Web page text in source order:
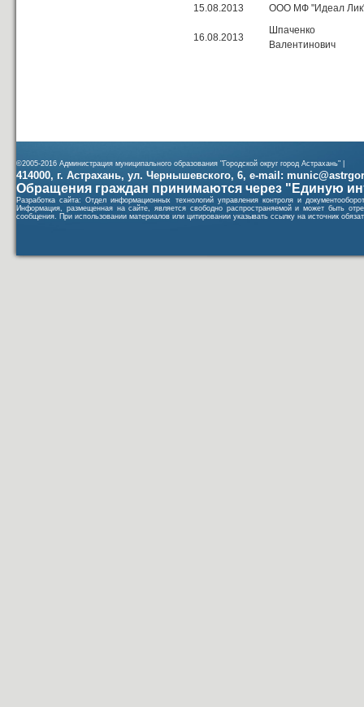
15.08.2013
ООО МФ "Идеал
16.08.2013
Шпаченко
Валентинович
©2005-2016 Администрация муниципального образования "Городской округ город Астрахань" |
414000, г. Астрахань, ул. Чернышевского, 6, e-mail:
Обращения граждан принимаются через "Единую
Разработка сайта: Отдел информационных технологий управления контроля и
Информация, размещенная на сайте, является свободно распространяемой и может быть
сообщения. При использовании материалов или цитировании указывать ссылку на источник